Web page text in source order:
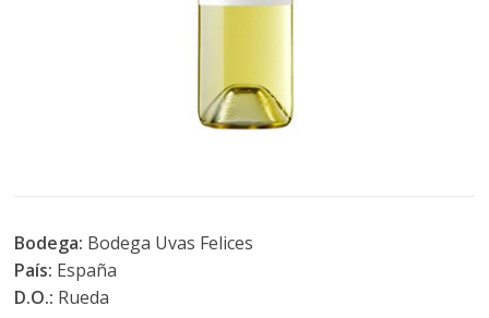
Bodega: Bodega Uvas Felices
País: España
D.O.: Rueda